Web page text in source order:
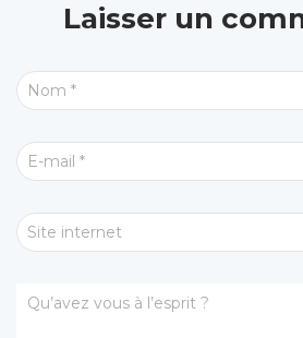
Laisser un
Nom *
E-mail *
Site internet
Qu’avez vous à l’esprit ?